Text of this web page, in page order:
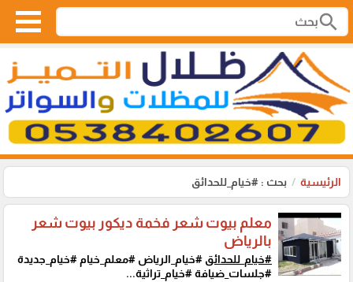
search
الرئيسية بحث : #خيام_للحدائق
معلم بيوت شعر فخمة ديكور بيوت شعر
بالرياض
#خيام_للحدائق #خيام_الرياض #معلم_خيام #خيام_جديدة
#جلسات_ضيافة #خيام_تراثية...